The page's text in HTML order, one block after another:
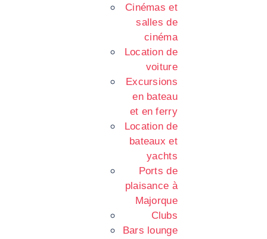
Cinémas et
salles de
cinéma
Location de
voiture
Excursions
en bateau
et en ferry
Location de
bateaux et
yachts
Ports de
plaisance à
Majorque
Clubs
Bars lounge